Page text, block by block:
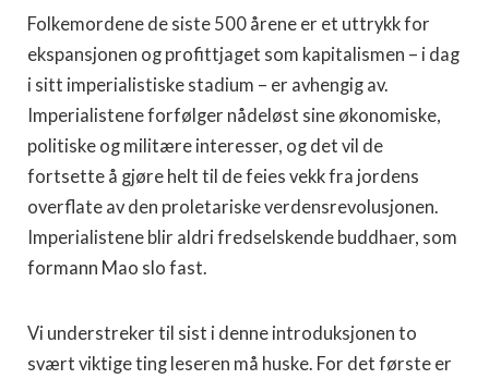
Folkemordene de siste 500 årene er et uttrykk for
ekspansjonen og profittjaget som kapitalismen – i dag
i sitt imperialistiske stadium – er avhengig av.
Imperialistene forfølger nådeløst sine økonomiske,
politiske og militære interesser, og det vil de
fortsette å gjøre helt til de feies vekk fra jordens
overflate av den proletariske verdensrevolusjonen.
Imperialistene blir aldri fredselskende buddhaer, som
formann Mao slo fast.
Vi understreker til sist i denne introduksjonen to
svært viktige ting leseren må huske. For det første er